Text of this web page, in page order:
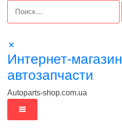
Интернет-магазин
автозапчасти
Autoparts-shop.com.ua